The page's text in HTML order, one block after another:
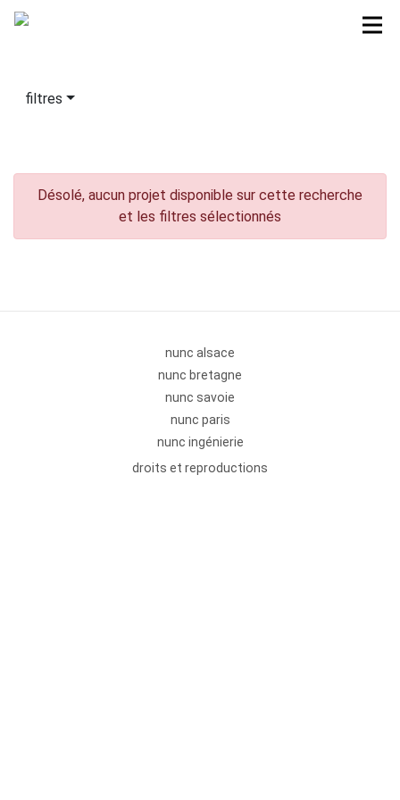
filtres
Désolé, aucun projet disponible sur cette recherche
et les filtres sélectionnés
nunc alsace
nunc bretagne
nunc savoie
nunc paris
nunc ingénierie
droits et reproductions